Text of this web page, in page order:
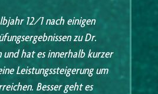
12/1 nach einigen
zu Dr.
und hat es innerhalb kurzer
Leistungssteigerung um
Besser geht es